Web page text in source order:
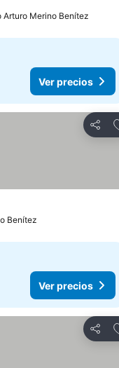
Arturo Merino Benítez
Ver precios
Benítez
Ver precios